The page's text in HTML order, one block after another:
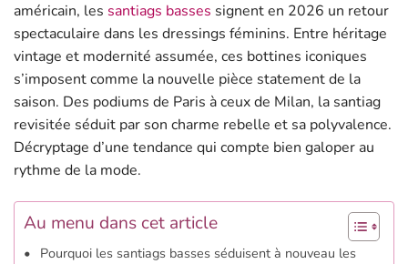
américain, les santiags basses signent en 2026 un retour
spectaculaire dans les dressings féminins. Entre héritage
vintage et modernité assumée, ces bottines iconiques
s’imposent comme la nouvelle pièce statement de la
saison. Des podiums de Paris à ceux de Milan, la santiag
revisitée séduit par son charme rebelle et sa polyvalence.
Décryptage d’une tendance qui compte bien galoper au
rythme de la mode.
Au menu dans cet article
Pourquoi les santiags basses séduisent à nouveau les